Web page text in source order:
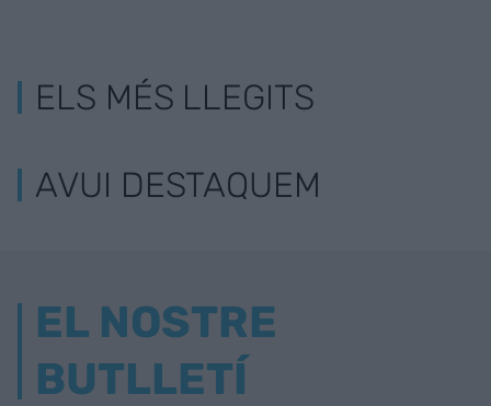
ELS MÉS LLEGITS
AVUI DESTAQUEM
EL NOSTRE
BUTLLETÍ